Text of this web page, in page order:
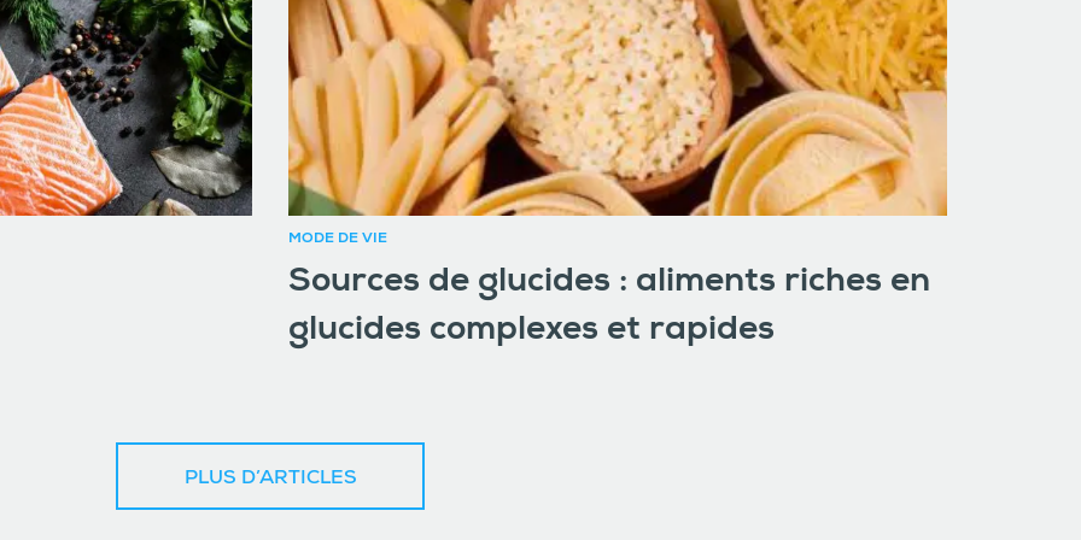
MODE DE VIE
Sources de glucides : aliments riches en
glucides complexes et rapides
PLUS D’ARTICLES